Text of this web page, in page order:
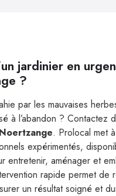
jardinier en
?
par les mauvaises
à l’abandon ? Contactez
. Prolocal met
expérimentés,
entretenir, aménager et
rapide permet de
un résultat soigné et